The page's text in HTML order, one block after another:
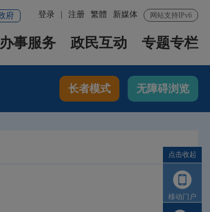
网站支持IPv6
新媒体
繁體
登录 注册
府
办事服务 政民互动 专题专栏
长者模式 无障碍浏览
点击收起
移动门户